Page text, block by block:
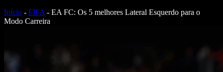
Início - FIFA - EA FC: Os 5 melhores Lateral Esquerdo para o
Modo Carreira